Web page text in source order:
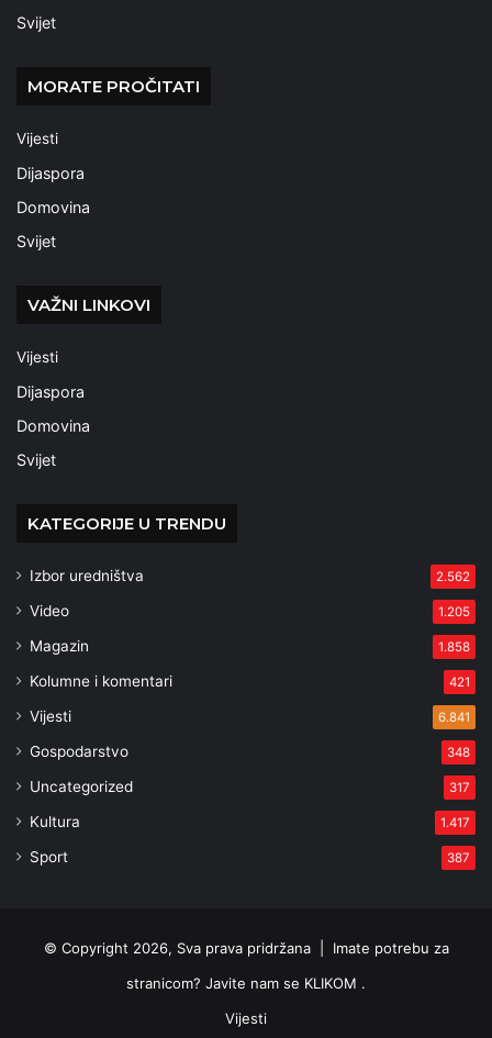
Svijet
MORATE PROČITATI
Vijesti
Dijaspora
Domovina
Svijet
VAŽNI LINKOVI
Vijesti
Dijaspora
Domovina
Svijet
KATEGORIJE U TRENDU
Izbor uredništva 2.562
Video 1.205
Magazin 1.858
Kolumne i komentari 421
Vijesti 6.841
Gospodarstvo 348
Uncategorized 317
Kultura 1.417
Sport 387
© Copyright 2026, Sva prava pridržana | Imate potrebu za
stranicom? Javite nam se KLIKOM .
Vijesti